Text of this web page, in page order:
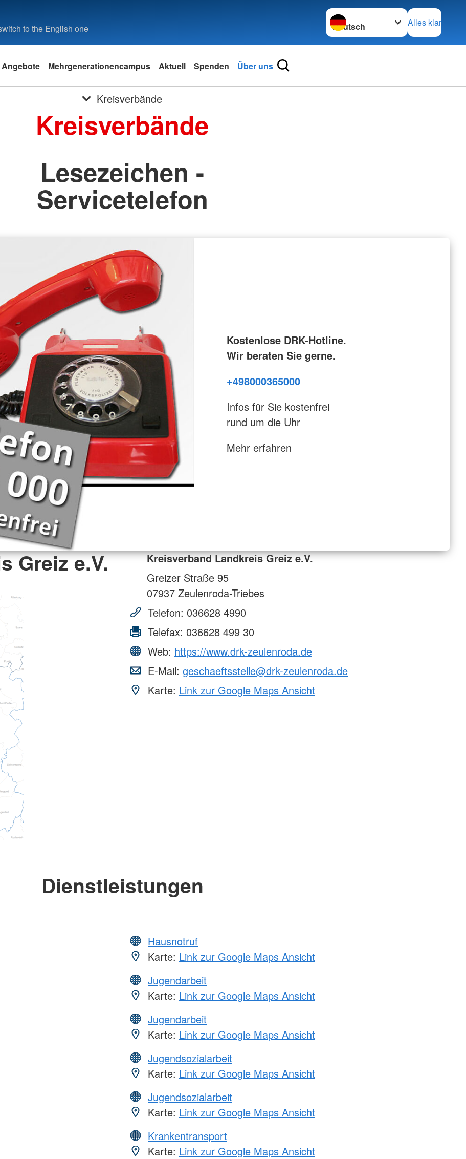
to the English one
Sprache wechseln zu
Alles klar
Angebote Mehrgenerationencampus Aktuell Spenden Über uns
Kreisverbände
Kreisverbände
Lesezeichen -
Servicetelefon
Kostenlose DRK-Hotline.
Wir beraten Sie gerne.
+498000365000
Infos für Sie kostenfrei
rund um die Uhr
Mehr erfahren
Greiz e.V.
Kreisverband Landkreis Greiz e.V.
Greizer Straße 95
07937 Zeulenroda-Triebes
Telefon: 036628 4990
Telefax: 036628 499 30
Web: https://www.drk-zeulenroda.de
E-Mail: geschaeftsstelle@drk-zeulenroda.de
Karte: Link zur Google Maps Ansicht
Dienstleistungen
Hausnotruf
Karte: Link zur Google Maps Ansicht
Jugendarbeit
Karte: Link zur Google Maps Ansicht
Jugendarbeit
Karte: Link zur Google Maps Ansicht
Jugendsozialarbeit
Karte: Link zur Google Maps Ansicht
Jugendsozialarbeit
Karte: Link zur Google Maps Ansicht
Krankentransport
Karte: Link zur Google Maps Ansicht